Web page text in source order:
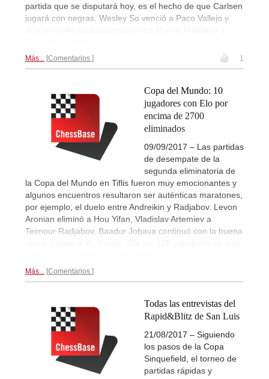
partida que se disputará hoy, es el hecho de que Carlsen
jugará con negras. Wesley So venció a Paco Vallejo y
Más... Comentarios 1
Copa del Mundo: 10
jugadores con Elo por
encima de 2700
eliminados
09/09/2017 – Las partidas
de desempate de la
segunda eliminatoria de
la Copa del Mundo en Tiflis fueron muy emocionantes y
algunos encuentros resultaron ser auténticas maratones,
por ejemplo, el duelo entre Andreikin y Radjabov. Levon
Aronian eliminó a Hou Yifan, Vladislav Artemiev a
Teimour Radjabov, Baadur Jobava continuó con la buena
Más... Comentarios
Todas las entrevistas del
Rapid&Blitz de San Luis
21/08/2017 – Siguiendo
los pasos de la Copa
Sinquefield, el torneo de
partidas rápidas y